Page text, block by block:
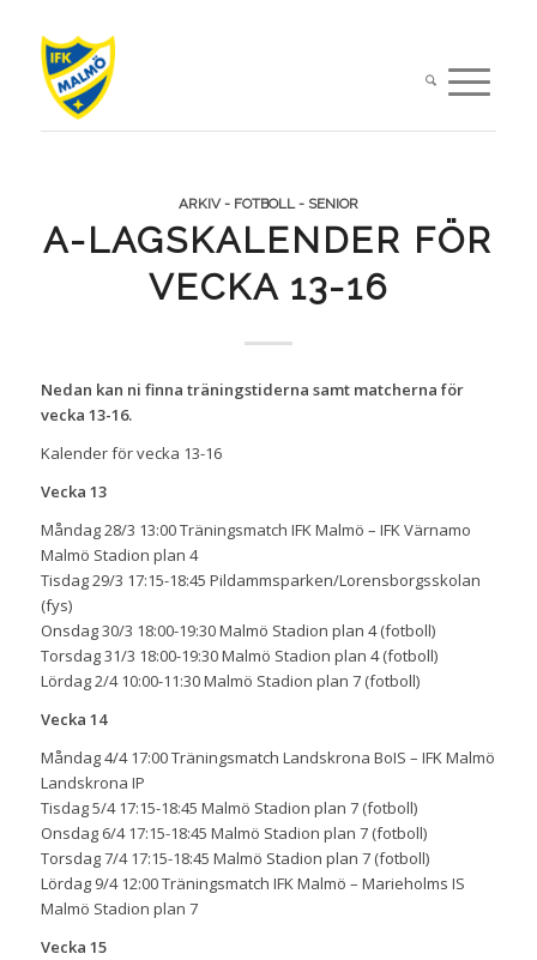
ARKIV - FOTBOLL - SENIOR
A-LAGSKALENDER FÖR
VECKA 13-16
Nedan kan ni finna träningstiderna samt matcherna för
vecka 13-16.
Kalender för vecka 13-16
Vecka 13
Måndag 28/3 13:00 Träningsmatch IFK Malmö – IFK Värnamo
Malmö Stadion plan 4
Tisdag 29/3 17:15-18:45 Pildammsparken/Lorensborgsskolan
(fys)
Onsdag 30/3 18:00-19:30 Malmö Stadion plan 4 (fotboll)
Torsdag 31/3 18:00-19:30 Malmö Stadion plan 4 (fotboll)
Lördag 2/4 10:00-11:30 Malmö Stadion plan 7 (fotboll)
Vecka 14
Måndag 4/4 17:00 Träningsmatch Landskrona BoIS – IFK Malmö
Landskrona IP
Tisdag 5/4 17:15-18:45 Malmö Stadion plan 7 (fotboll)
Onsdag 6/4 17:15-18:45 Malmö Stadion plan 7 (fotboll)
Torsdag 7/4 17:15-18:45 Malmö Stadion plan 7 (fotboll)
Lördag 9/4 12:00 Träningsmatch IFK Malmö – Marieholms IS
Malmö Stadion plan 7
Vecka 15